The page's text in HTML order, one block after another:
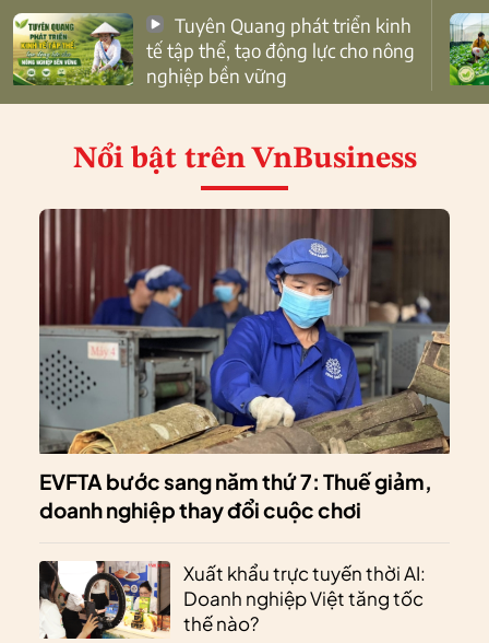
tế tập thể, tạo động lực cho nông
nghiệp bền vững
Nổi bật trên VnBusiness
EVFTA bước sang năm thứ 7: Thuế giảm,
doanh nghiệp thay đổi cuộc chơi
Xuất khẩu trực tuyến thời AI:
Doanh nghiệp Việt tăng tốc
thế nào?